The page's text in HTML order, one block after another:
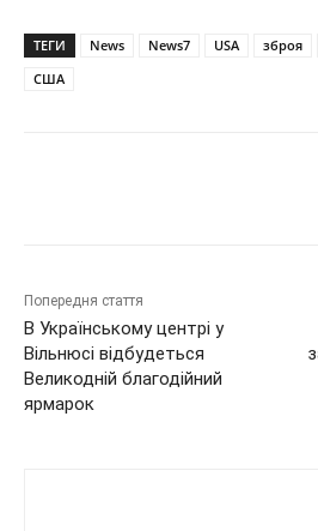
ТЕГИ News News7 USA зброя
США
Попередня стаття
В Українському центрі у
Вільнюсі відбудеться
Великодній благодійний
ярмарок